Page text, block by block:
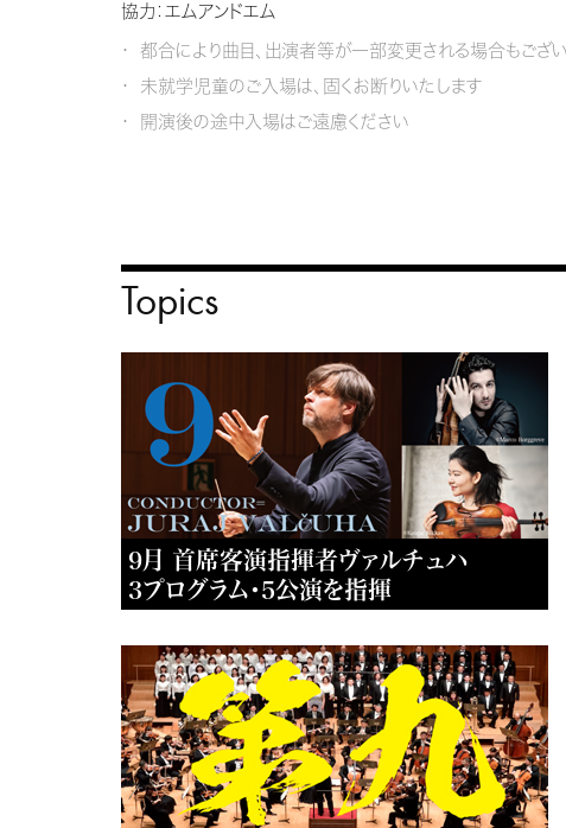
協力：エムアンドエム
都合により曲目、出演者等が一部変更される場合もござい
未就学児童のご入場は、固くお断りいたします
開演後の途中入場はご遠慮ください
Topics
9月 首席客演指揮者ヴァルチュハ
3プログラム・5公演を指揮